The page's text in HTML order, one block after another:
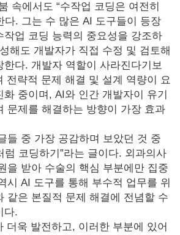
속에서도 “수작업 코딩은 여전히
다. 그는 수 많은 AI 도구들이 등장
작업 코딩 능력의 중요성을 강조하
해도 개발자가 직접 수정 및 검토해
한다. 개발자 역할이 사라진다기보
전략적 문제 해결 및 설계 역량이 요
화 중이며, AI와 인간 개발자이 유기
문제를 해결하는 방향이 가장 효과
들 중 가장 공감하며 보았던 것 중
럼 코딩하기”라는 글이다. 외과의사
을 받아 수술의 핵심 부분에만 집중
시 AI 도구를 통해 부수적 업무를 위
같은 본질적 문제 해결에 전념할 수
다.
더욱 발전하고, 이러한 부분에 있어